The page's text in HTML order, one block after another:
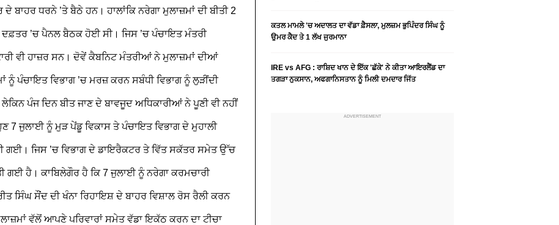
ਬਾਹਰ ਧਰਨੇ ’ਤੇ ਬੈਠੇ ਹਨ। ਹਾਲਾਂਕਿ ਨਰੇਗਾ ਮੁਲਾਜ਼ਮਾਂ ਦੀ ਬੀਤੀ 2
ਦਫ਼ਤਰ ’ਚ ਪੈਨਲ ਬੈਠਕ ਹੋਈ ਸੀ। ਜਿਸ ’ਚ ਪੰਚਾਇਤ ਮੰਤਰੀ
ਵੀ ਹਾਜ਼ਰ ਸਨ।ਦੋਵੇਂ ਕੈਬਨਿਟ ਮੰਤਰੀਆਂ ਨੇ ਮੁਲਾਜ਼ਮਾਂ ਦੀਆਂ
ਨੂੰ ਪੰਚਾਇਤ ਵਿਭਾਗ ’ਚ ਮਰਜ਼ ਕਰਨ ਸਬੰਧੀ ਵਿਭਾਗ ਨੂੰ ਲੁੜੀਂਦੀ
ਪੰਜ ਦਿਨ ਬੀਤ ਜਾਣ ਦੇ ਬਾਵਜੂਦ ਅਧਿਕਾਰੀਆਂ ਨੇ ਪੂਣੀ ਵੀ ਨਹੀਂ
7 ਜੁਲਾਈ ਨੂੰ ਮੁੜ ਪੇਂਡੂ ਵਿਕਾਸ ਤੇ ਪੰਚਾਇਤ ਵਿਭਾਗ ਦੇ ਮੁਹਾਲੀ
ਗਈ। ਜਿਸ ’ਚ ਵਿਭਾਗ ਦੇ ਡਾਇਰੈਕਟਰ ਤੇ ਵਿੱਤ ਸਕੱਤਰ ਸਮੇਤ ਉੱਚ
ਗਈ ਹੈ।ਕਾਬਿਲੇਗੌਰ ਹੈ ਕਿ 7 ਜੁਲਾਈ ਨੂੰ ਨਰੇਗਾ ਕਰਮਚਾਰੀ
ਸਿੰਘ ਸੌਂਦ ਦੀ ਖੰਨਾ ਰਿਹਾਇਸ਼ ਦੇ ਬਾਹਰ ਵਿਸ਼ਾਲ ਰੋਸ ਰੈਲੀ ਕਰਨ
ਵੱਲੋਂ ਆਪਣੇ ਪਰਿਵਾਰਾਂ ਸਮੇਤ ਵੱਡਾ ਇਕੱਠ ਕਰਨ ਦਾ ਟੀਚਾ
ਕਤਲ ਮਾਮਲੇ 'ਚ ਅਦਾਲਤ ਦਾ ਵੱਡਾ ਫ਼ੈਸਲਾ, ਮੁਲਜ਼ਮ ਭੁਪਿੰਦਰ ਸਿੰਘ ਨੂੰ
ਉਮਰ ਕੈਦ ਤੇ 1 ਲੱਖ ਜੁਰਮਾਨਾ
IRE vs AFG : ਰਾਸ਼ਿਦ ਖਾਨ ਦੇ ਇੱਕ 'ਛੱਕੇ' ਨੇ ਕੀਤਾ ਆਇਰਲੈਂਡ ਦਾ
ਤਗੜਾ ਨੁਕਸਾਨ, ਅਫਗਾਨਿਸਤਾਨ ਨੂੰ ਮਿਲੀ ਦਮਦਾਰ ਜਿੱਤ